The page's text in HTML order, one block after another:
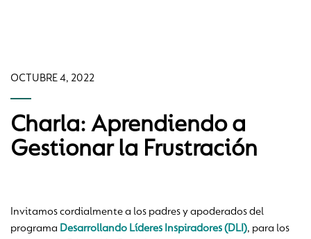
OCTUBRE 4, 2022
Charla: Aprendiendo a
Gestionar la Frustración
Invitamos cordialmente a los padres y apoderados del
programa Desarrollando Líderes Inspiradores (DLI), para los